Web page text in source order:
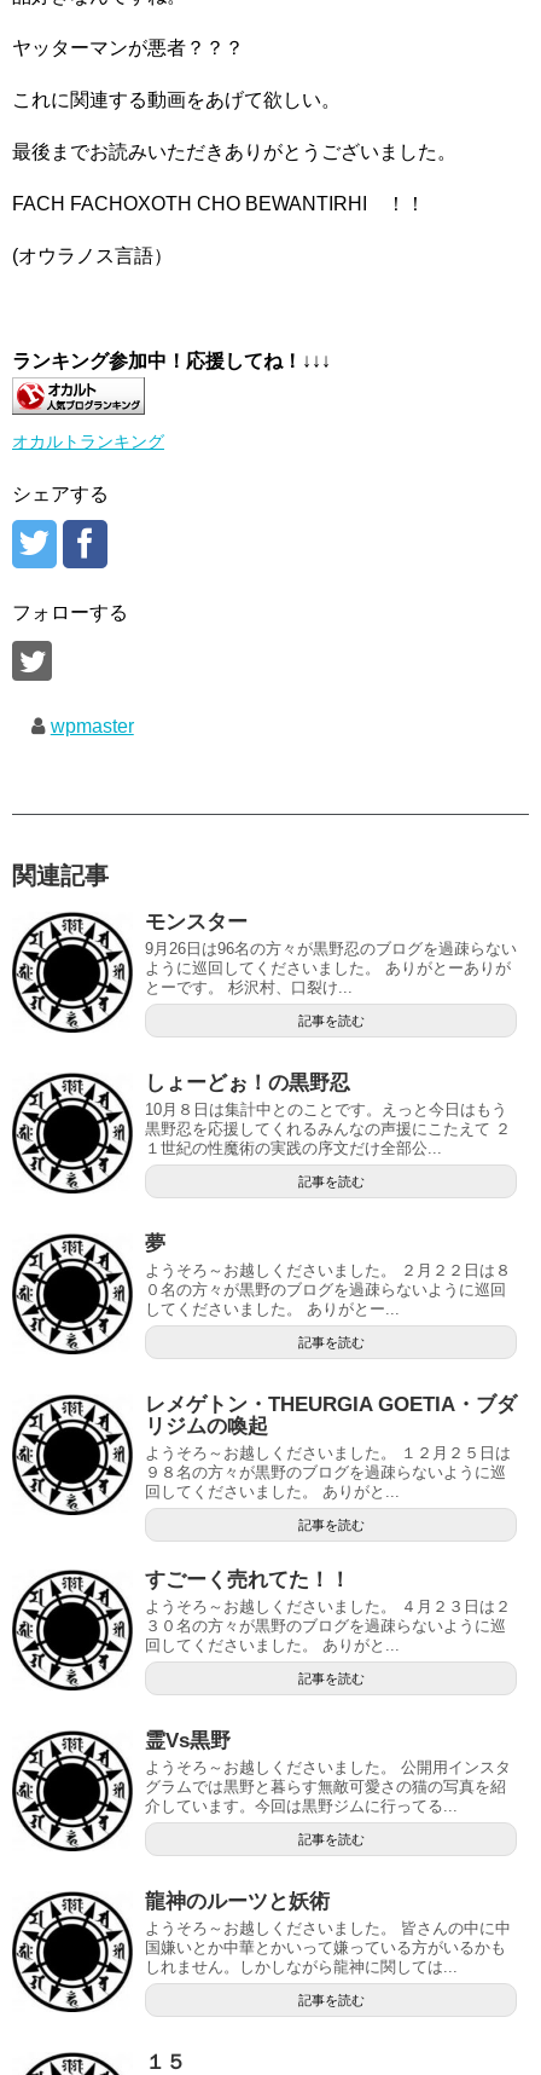
ヤッターマンが悪者？？？
これに関連する動画をあげて欲しい。
最後までお読みいただきありがとうございました。
FACH FACHOXOTH CHO BEWANTIRHI ！！
(オウラノス言語）
ランキング参加中！応援してね！ ↓↓↓
オカルトランキング
シェアする
フォローする
wpmaster
関連記事
モンスター
9月26日は96名の方々が黒野忍のブログを過疎らない
ように巡回してくださいました。 ありがとーありが
とーです。 杉沢村、口裂け...
記事を読む
しょーどぉ！の黒野忍
10月８日は集計中とのことです。えっと今日はもう
黒野忍を応援してくれるみんなの声援にこたえて ２
１世紀の性魔術の実践の序文だけ全部公...
記事を読む
夢
ようそろ～お越しくださいました。 ２月２２日は８
０名の方々が黒野のブログを過疎らないように巡回
してくださいました。 ありがとー...
記事を読む
レメゲトン・THEURGIA GOETIA・ブダ
リジムの喚起
ようそろ～お越しくださいました。 １２月２５日は
９８名の方々が黒野のブログを過疎らないように巡
回してくださいました。 ありがと...
記事を読む
すごーく売れてた！！
ようそろ～お越しくださいました。 ４月２３日は２
３０名の方々が黒野のブログを過疎らないように巡
回してくださいました。 ありがと...
記事を読む
霊Vs黒野
ようそろ～お越しくださいました。 公開用インスタ
グラムでは黒野と暮らす無敵可愛さの猫の写真を紹
介しています。今回は黒野ジムに行ってる...
記事を読む
龍神のルーツと妖術
ようそろ～お越しくださいました。 皆さんの中に中
国嫌いとか中華とかいって嫌っている方がいるかも
しれません。しかしながら龍神に関しては...
記事を読む
１５